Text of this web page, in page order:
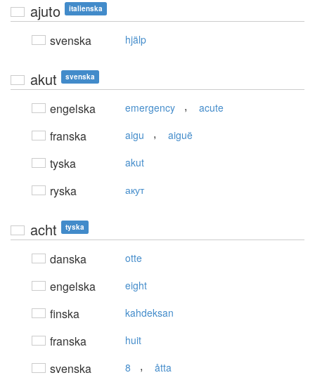
ajuto italienska
svenska hjälp
akut svenska
engelska emergency , acute
franska aigu , aiguë
tyska akut
ryska акут
acht tyska
danska otte
engelska eight
finska kahdeksan
franska huit
svenska 8 , åtta